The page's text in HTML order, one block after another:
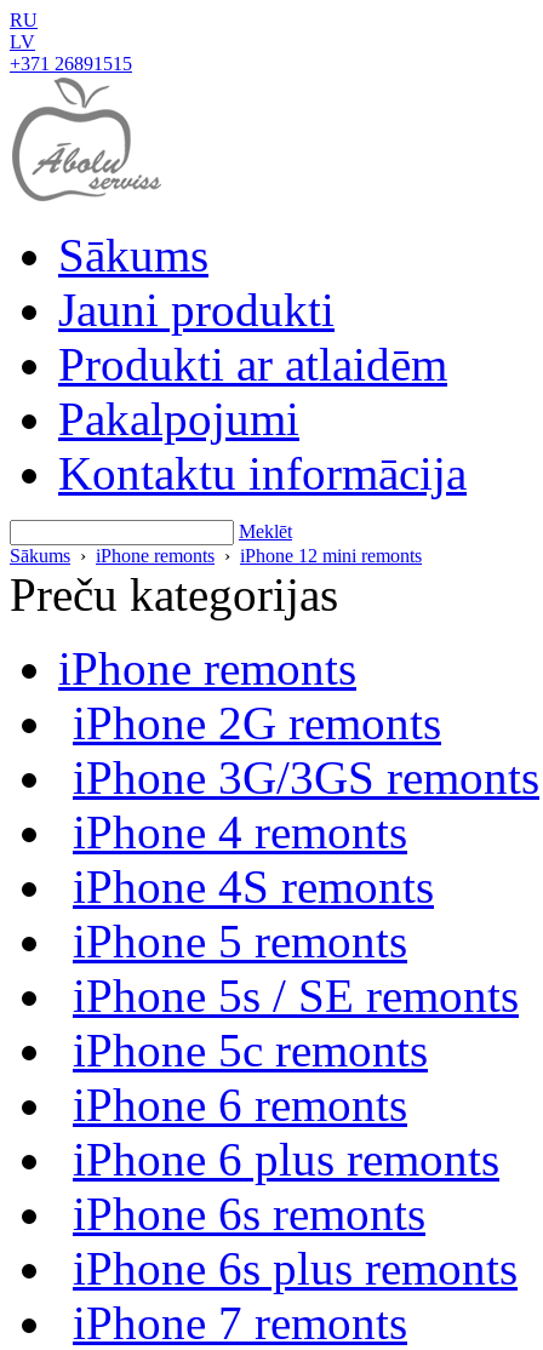
RU
LV
+371 26891515
Sākums
Jauni produkti
Produkti ar atlaidēm
Pakalpojumi
Kontaktu informācija
Meklēt
Sākums › iPhone remonts › iPhone 12 mini remonts
Preču kategorijas
iPhone remonts
iPhone 2G remonts
iPhone 3G/3GS remonts
iPhone 4 remonts
iPhone 4S remonts
iPhone 5 remonts
iPhone 5s / SE remonts
iPhone 5c remonts
iPhone 6 remonts
iPhone 6 plus remonts
iPhone 6s remonts
iPhone 6s plus remonts
iPhone 7 remonts